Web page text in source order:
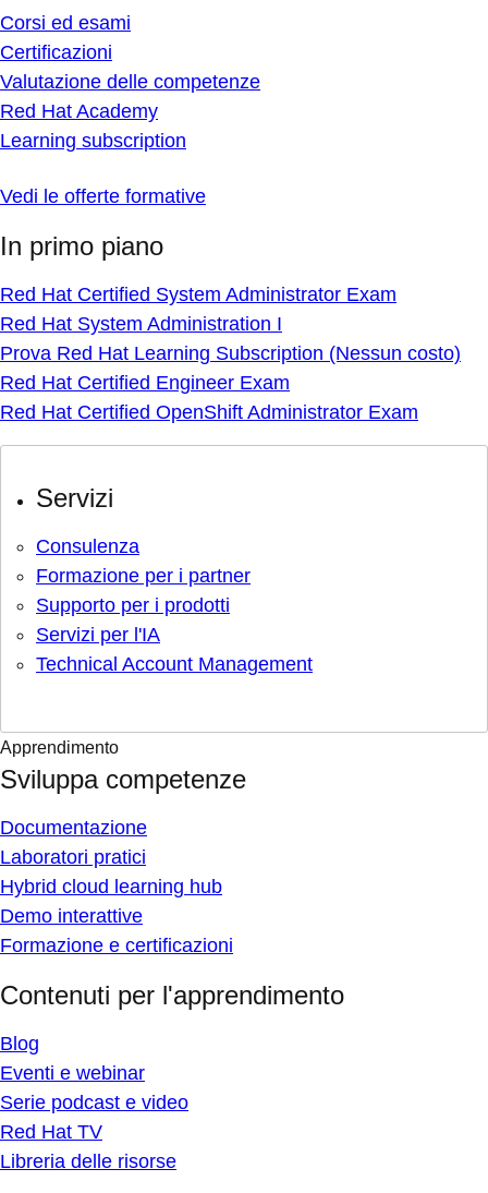
Corsi ed esami
Certificazioni
Valutazione delle competenze
Red Hat Academy
Learning subscription
Vedi le offerte formative
In primo piano
Red Hat Certified System Administrator Exam
Red Hat System Administration I
Prova Red Hat Learning Subscription (Nessun costo)
Red Hat Certified Engineer Exam
Red Hat Certified OpenShift Administrator Exam
Servizi
Consulenza
Formazione per i partner
Supporto per i prodotti
Servizi per l'IA
Technical Account Management
Apprendimento
Sviluppa competenze
Documentazione
Laboratori pratici
Hybrid cloud learning hub
Demo interattive
Formazione e certificazioni
Contenuti per l'apprendimento
Blog
Eventi e webinar
Serie podcast e video
Red Hat TV
Libreria delle risorse